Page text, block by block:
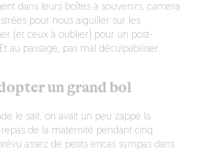
dans leurs boîtes à souvenirs, camera
pour nous aiguiller sur les
(et ceux à oublier) pour un post-
au passage, pas mal déculpabiliser.
un grand bol
le sait, on avait un peu zappé la
de la maternité pendant cinq
assez de petits encas sympas dans